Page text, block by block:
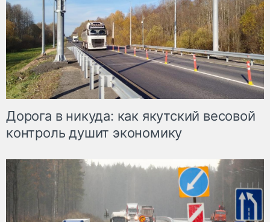
Дорога в никуда: как якутский весовой
контроль душит экономику